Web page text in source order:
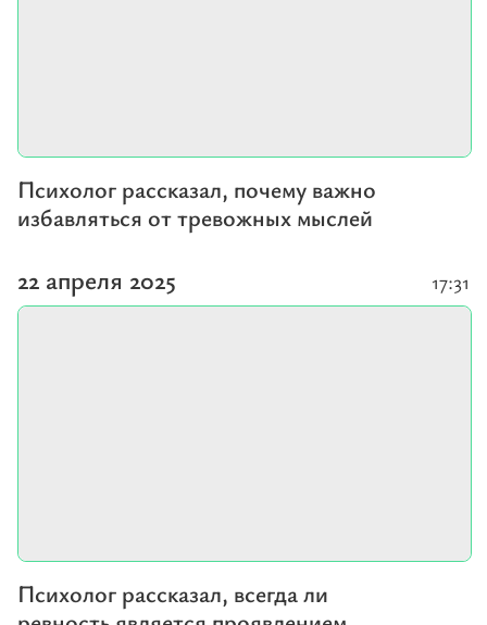
Психолог рассказал, почему важно
избавляться от тревожных мыслей
22 апреля 2025
Психолог рассказал, всегда ли
17:31